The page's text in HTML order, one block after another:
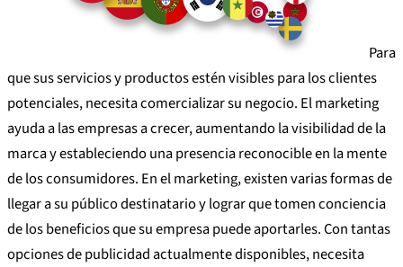
Para
que sus servicios y productos estén visibles para los clientes
potenciales, necesita comercializar su negocio. El marketing
ayuda a las empresas a crecer, aumentando la visibilidad de la
marca y estableciendo una presencia reconocible en la mente
de los consumidores. En el marketing, existen varias formas de
llegar a su público destinatario y lograr que tomen conciencia
de los beneficios que su empresa puede aportarles. Con tantas
opciones de publicidad actualmente disponibles, necesita